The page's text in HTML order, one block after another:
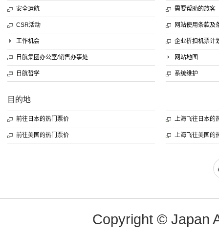
安全运航
CSR活动
工作机会
日航集团办公室/销售办事处
日航哲学
需要帮助的旅客
网站使用条款及
企业折扣机票计
网站地图
系统维护
目的地
前往日本的热门票价
前往美国的热门票价
上海飞往日本的
上海飞往美国的
Copyright © Japan